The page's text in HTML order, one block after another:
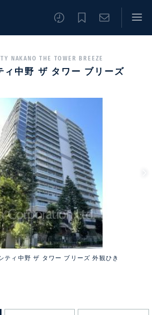
NAKANO THE TOWER BREEZE
ィ中野 ザ タワー ブリーズ
ティ中野 ザ タワー ブリーズ 外観ひき